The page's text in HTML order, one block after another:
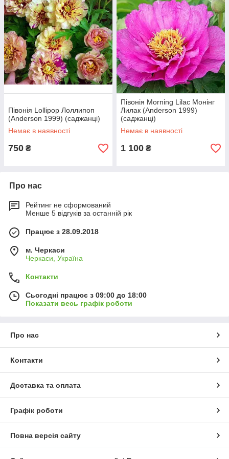
Півонія Lollipop Лоллипоп
(Anderson 1999) (саджанці)
Немає в наявності
750 ₴
Півонія Morning Lilac Монінг
Лилак (Anderson 1999)
(саджанці)
Немає в наявності
1 100 ₴
Про нас
Рейтинг не сформований
Менше 5 відгуків за останній рік
Працює з 28.09.2018
м. Черкаси
Черкаси, Україна
Контакти
Сьогодні працює з 09:00 до 18:00
Показати весь графік роботи
Про нас
Контакти
Доставка та оплата
Графік роботи
Повна версія сайту